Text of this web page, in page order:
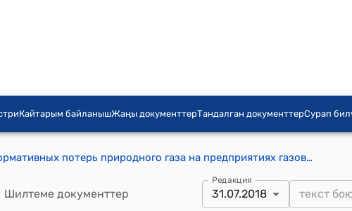
Кайтарым байланышЖаңы документтерТандалган документтерСурап
"Методика расчета нормативных потерь природного газа на предприятиях газового хозяйства Кыргызской Республики" Утверждена постановлением Правительства Кыргызской Республики от 31 июля 2018 года № 358
Шилтеме документтер
Редакция
31.07.2018